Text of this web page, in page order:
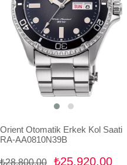
Orient Otomatik Erkek Kol Saati
RA-AA0810N39B
₺25.920,00
₺28.800,00